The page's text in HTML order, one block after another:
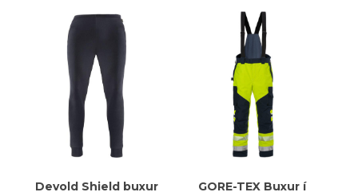
Meiri Upplýsingar
Devold Shield buxur Meiri Upplýsingar
GORE-TEX Buxur í